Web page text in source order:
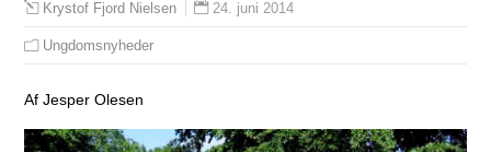
Krystof Fjord Nielsen 24. juni 2014
Ungdomsnyheder
Af Jesper Olesen